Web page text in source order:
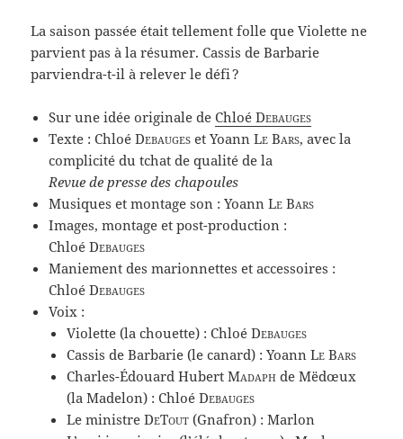
La saison passée était tellement folle que Violette ne
parvient pas à la résumer. Cassis de Barbarie
parviendra-t-il à relever le défi ?
Sur une idée originale deChloéDebauges
Texte : ChloéDebauges et YoannLe Bars, avec la
complicité du tchat de qualité de la
Revue de presse des chapoules
Musiques et montage son : YoannLe Bars
Images, montage et post-production :
ChloéDebauges
Maniement des marionnettes et accessoires :
ChloéDebauges
Voix :
Violette (la chouette) : ChloéDebauges
Cassis de Barbarie (le canard) : YoannLe Bars
Charles-Édouard HubertMadaph de Mëdœux
(la Madelon) : ChloéDebauges
Le ministreDeTout (Gnafron) : Marlon